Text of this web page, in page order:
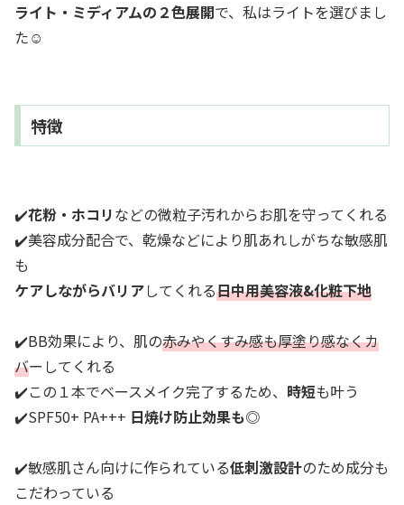
ライト・ミディアムの２色展開で、私はライトを選びまし
た☺️
特徴
✔️花粉・ホコリなどの微粒子汚れからお肌を守ってくれる
✔️美容成分配合で、乾燥などにより肌あれしがちな敏感肌
も
ケアしながらバリアしてくれる日中用美容液&化粧下地
✔️BB効果により、肌の赤みやくすみ感も厚塗り感なくカ
バーしてくれる
✔️この１本でベースメイク完了するため、 時短も叶う
✔️SPF50+ PA+++ 日焼け防止効果も◎
✔️敏感肌さん向けに作られている低刺激設計のため成分も
こだわっている